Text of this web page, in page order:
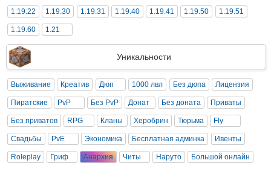
1.19.22 1.19.30 1.19.31 1.19.40 1.19.41 1.19.50 1.19.51
1.19.60 1.21
Уникальности
Выживание Креатив Дюп 1000 лвл Без дюпа Лицензия
Пиратские PvP Без PvP Донат Без доната Приваты
Без приватов RPG Кланы Херобрин Тюрьма Fly
Свадьбы PvE Экономика Бесплатная админка Ивенты
Roleplay Гриф Анархия Читы Наруто Большой онлайн